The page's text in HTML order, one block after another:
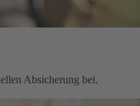
Absicherung bei.